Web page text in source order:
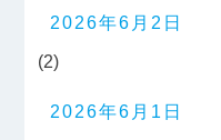
2026年6月2日
(2)
2026年6月1日